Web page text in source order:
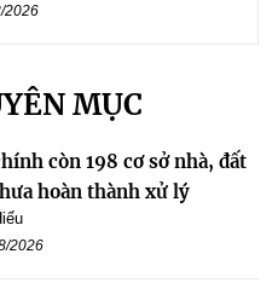
2026
MỤC
còn 198 cơ sở nhà, đất
hoàn thành xử lý
2026